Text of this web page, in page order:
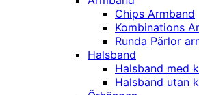
Chips Armband
Kombinations
Runda Pärlor
Halsband
Halsband med
Halsband utan